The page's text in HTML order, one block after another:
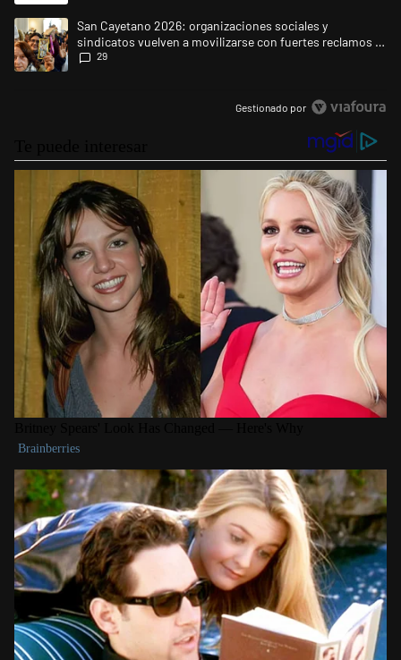
Un artículo de tendencia con el título "San Cayetano 2026:
San Cayetano 2026: organizaciones sociales y
sindicatos vuelven a movilizarse con fuertes reclamos al
Gobierno
29
Gestionado por